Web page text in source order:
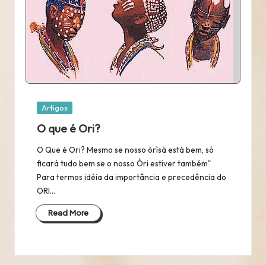
Posted
Artigos
O que é Ori?
O Que é Ori? Mesmo se nosso òrìsà está bem, só
ficará tudo bem se o nosso Òri estiver também"
Para termos idéia da importância e precedência do
ORI…
Read More